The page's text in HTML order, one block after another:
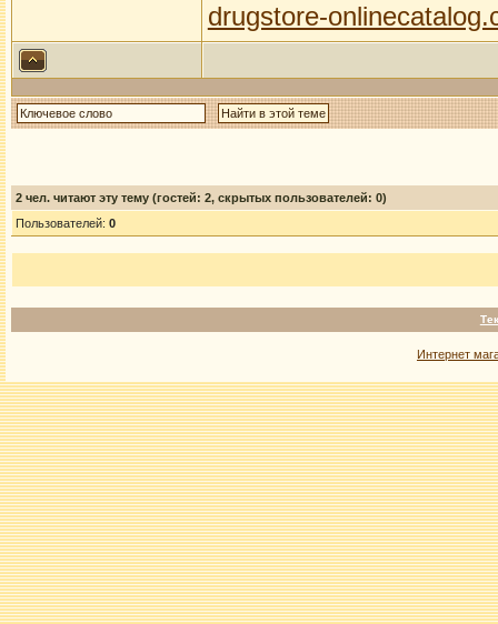
drugstore-
2чел. читают эту тему (гостей: 2, скрытых пользователей: 0)
Пользователей: 0
Интернет